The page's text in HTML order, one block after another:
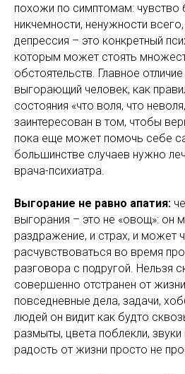
похожи по симптомам: чувство
никчемности, ненужности
депрессия – это конкретный
которым может стоять
обстоятельств. Главное
выгорающий человек, как
состояния «что воля, что
заинтересован в том, чтобы
пока еще может помочь себе
большинстве случаев нужно
врача-психиатра.
Выгорание не равно апатия:
выгорания – это не «овощ»: он
раздражение, и страх, и может
расчувствоваться во время
разговора с подругой. Нельзя
совершенно отстранен от
повседневные дела, задачи,
людей он видит как будто
размыты, цвета поблекли,
радость от жизни просто не